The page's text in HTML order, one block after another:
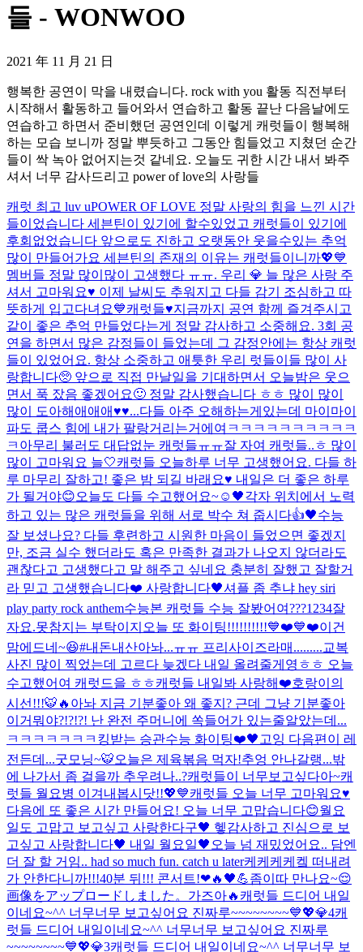
들 - WONWOO
2021 年 11 月 21 日
행복한 공연이 막을 내렸습니다. rock with you 활동 직전부터
시작해서 활동하고 들어와서 연습하고 활동 끝난 다음날에도
연습하고 하면서 준비했던 공연인데 이렇게 캐럿들이 행복해
하는 모습 보니까 정말 뿌듯하고 그동안 힘들었고 지쳤던 순간
들이 싹 녹아 없어지는것 같네요. 오늘도 귀한 시간 내서 봐주
셔서 너무 감사드리고 power of love의 사랑들
캐럿 최고 luv uPOWER OF LOVE 정말 사랑의 힘을 느낀 시간
들이었습니다 세븐틴이 있기에 할수있었고 캐럿들이 있기에
후회없었습니다 앞으로도 진하고 오랫동안 웃을수있는 추억
많이 만들어가요 세븐틴의 존재의 이유는 캐럿들이니까💖💙
멤버들 정말 많이많이 고생했다 ㅠㅠ. 우리 💎 늘 많은 사랑 주
셔서 고마워요♥️ 이제 날씨도 추워지고 다들 감기 조심하고 따
뜻하게 입고다녀요💙캐럿들♥️지금까지 공연 함께 즐겨주시고
같이 좋은 추억 만들었다는게 정말 감사하고 소중해요. 3회 공
연을 하면서 많은 감정들이 들었는데 그 감정안에는 항상 캐럿
들이 있었어요. 항상 소중하고 애틋한 우리 럿들이들 많이 사
랑합니다🥺 앞으로 직접 만날일을 기대하면서 오늘밤은 웃으
면서 푹 잤음 좋겠어요🙂 정말 감사했습니다 ㅎㅎ 많이 많이
많이 도아해애애애♥️♥...다들 아주 오해하는게있는데 마이마이
파도 쿱스 힘에 내가 팔랑거리는거에여ㅋㅋㅋㅋㅋㅋㅋㅋㅋㅋ
ㅋ 아무리 불러도 대답없눈 캐럿들ㅠㅠ잘 자여 캐럿들..ㅎ 많이
많이 고마워요 늘🤍캐럿들 오늘하루 너무 고생했어요. 다들 하
루 마무리 잘하고! 좋은 밤 되길 바래요♥️ 내일은 더 좋은 하루
가 될거야😊오늘도 다들 수고했어요~☺️ 🖤각자 위치에서 노력
하고 있는 많은 캐럿들을 위해 서로 박수 쳐 줍시다👍🖤수능
잘 보셨나요? 다들 후련하고 시원한 마음이 들었으면 좋겠지
만, 조금 실수 했더라도 혹은 만족한 결과가 나오지 않더라도
괜찮다고 고생했다고 말 해주고 싶네요 충분히 잘했고 잘할거
라 믿고 고생했습니다❤️ 사랑합니다🖤셔플 좀 추냐 hey siri
play party rock anthem수능본 캐럿들 수능 잘봤어여???1234잘
자요.못참지는 부탁이지 오늘 또 화이팅!!!!!!!!!!💙❤️💙❤️이건
맘에드네~😆#내돈내산아놔...ㅠㅠ 프리사이즈라매.........교복
사진 많이 찍었는데 고르다 늦겠다 내일 올려줄게영ㅎㅎ 오늘
수고했어여 캐럿드을 ㅎㅎ캐럿들 내일봐 사랑해❤️호랑이의
시선!!!🐯🔥 아놔 지금 기분좋아 왜 좋지? 근데 그냥 기분좋아
이거뭐야?!?!?! 난 완전 주머니에 쏙들어가 있는줄알았는데...
ㅋㅋㅋㅋㅋㅋㅋ 킹받는 승관수능 화이팅❤️🖤 고잉 다음편이 레
전든데...굿모닝~🐯오늘은 제육볶음 먹자!추엉 안나갈랭...밖
에 나가서 좀 걸을까 추우려나..?캐럿들이 너무보고싶다아~캐
럿들 월요병 이겨내봅시닷!!💖💙캐럿들 오늘 너무 고마워요♥️
다음에 또 좋은 시간 만들어요! 오늘 너무 고맙습니다😊월요
일도 고맙고 보고싶고 사랑한다구🖤 헿감사하고 진심으로 보
고싶고 사랑합니다🖤 내일 월요일🖤 오늘 넘 재밌었어요.. 담엔
더 잘 할 거임.. had so much fun. catch u later케케케케켘 떠내려
가 안한다니까!!!40분 뒤!!! 콘서트!❤🔥🖤💪좀이따 만나요~😌
画像をアップロードしました。 가즈아🔥 캐럿들 드디어 내일
이네요~^^ 너무너무 보고싶어요 진짜루~~~~~~~~💙💖💎4캐
럿들 드디어 내일이네요~^^ 너무너무 보고싶어요 진짜루
~~~~~~~~💙💖💎3캐럿들 드디어 내일이네요~^^ 너무너무 보